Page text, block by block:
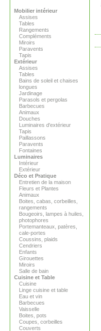
Mobilier intérieur
Assises
Tables
Rangements
Compléments
Miroirs
Paravents
Tapis
Extérieur
Assises
Tables
Bains de soleil et chaises
longues
Jardinage
Parasols et pergolas
Barbecues
Animaux
Douches
Luminaires d'extérieur
Tapis
Paillassons
Paravents
Fontaines
Luminaires
Intérieur
Extérieur
Déco et Pratique
Entretien de la maison
Fleurs et Plantes
Animaux
Boites, cabas, corbeilles,
rangements
Bougeoirs, lampes à huiles,
photophores
Portemanteaux, patères,
cale-portes
Coussins, plaids
Cendriers
Enfants
Girouettes
Miroirs
Salle de bain
Cuisine et Table
Cuisine
Linge cuisine et table
Eau et vin
Barbecues
Vaisselle
Boites, pots
Coupes, corbeilles
Couverts